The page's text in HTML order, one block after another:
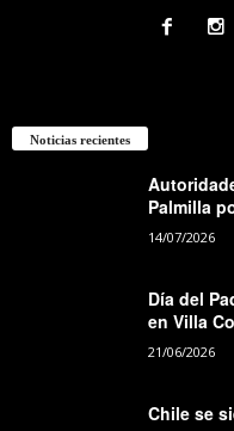
Noticias recientes
Palmilla
14/07/2026
Día del
en Villa
21/06/2026
Chile se